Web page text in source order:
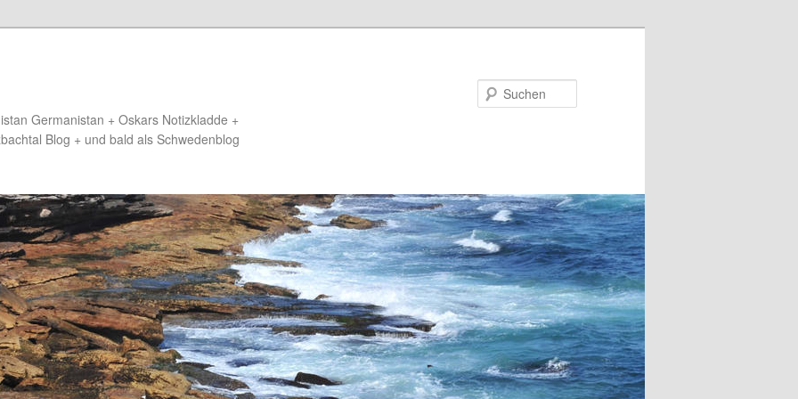
Germanistan + Oskars Notizkladde +
Blog + und bald als Schwedenblog